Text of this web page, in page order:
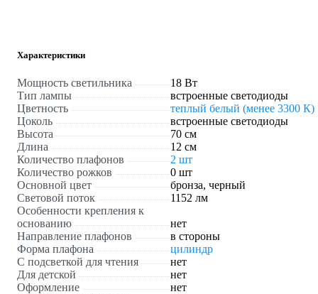
Характеристики
Мощность светильника
18 Вт
Тип лампы
встроенные светодиоды
Цветность
теплый белый (менее 3300 К)
Цоколь
встроенные светодиоды
Высота
70 см
Длина
12 см
Количество плафонов
2 шт
Количество рожков
0 шт
Основной цвет
бронза, черный
Световой поток
1152 лм
Особенности крепления к
основанию
нет
Направление плафонов
в стороны
Форма плафона
цилиндр
С подсветкой для чтения
нет
Для детской
нет
Оформление
нет